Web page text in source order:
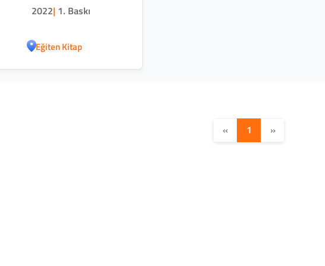
2022| 1. Baskı
Eğiten Kitap
« 1 »